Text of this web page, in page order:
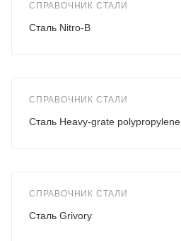
СПРАВОЧНИК СТАЛИ
Сталь Nitro-B
СПРАВОЧНИК СТАЛИ
Сталь Heavy-grate polypropylene
СПРАВОЧНИК СТАЛИ
Сталь Grivory